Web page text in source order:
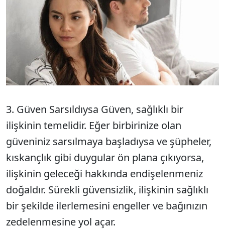
3. Güven Sarsıldıysa Güven, sağlıklı bir
ilişkinin temelidir. Eğer birbirinize olan
güveniniz sarsılmaya başladıysa ve şüpheler,
kıskançlık gibi duygular ön plana çıkıyorsa,
ilişkinin geleceği hakkında endişelenmeniz
doğaldır. Sürekli güvensizlik, ilişkinin sağlıklı
bir şekilde ilerlemesini engeller ve bağınızın
zedelenmesine yol açar.